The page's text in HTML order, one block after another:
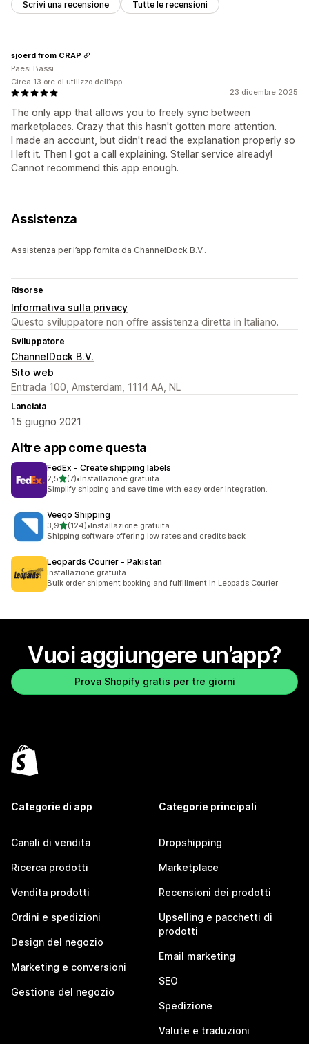
Scrivi una recensione Tutte le recensioni
23 dicembre 2025
The only app that allows you to freely sync between
marketplaces. Crazy that this hasn't gotten more attention.
I made an account, but didn't read the explanation properly so
I left it. Then I got a call explaining. Stellar service already!
Cannot recommend this app enough.
sjoerd from CRAP
Paesi Bassi
Circa 13 ore di utilizzo dell’app
Assistenza
Assistenza per l’app fornita da ChannelDock B.V..
Risorse
Informativa sulla privacy
Questo sviluppatore non offre assistenza diretta in Italiano.
Sviluppatore
ChannelDock B.V.
Sito web
Entrada 100, Amsterdam, 1114 AA, NL
Lanciata
15 giugno 2021
Altre app come questa
FedEx ‑ Create shipping labels
2,5stelle su 5
(7)
7 recensioni totali
•Installazione gratuita
Simplify shipping and save time with easy order integration.
Veeqo Shipping
3,9stelle su 5
(124)
124 recensioni totali
•Installazione gratuita
Shipping software offering low rates and credits back
Leopards Courier ‑ Pakistan
Installazione gratuita
Bulk order shipment booking and fulfillment in Leopads Courier
Vuoi aggiungere un’app?
Prova Shopify gratis per tre giorni
Categorie di app
Canali di vendita
Ricerca prodotti
Vendita prodotti
Ordini e spedizioni
Design del negozio
Marketing e conversioni
Gestione del negozio
Categorie principali
Dropshipping
Marketplace
Recensioni dei prodotti
Upselling e pacchetti di
prodotti
Email marketing
SEO
Spedizione
Valute e traduzioni